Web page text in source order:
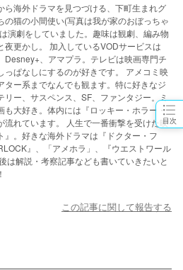
目次
ら海外ドラマを見つづける、下町生まれグ
の猫の小間使い(写真は我が家のおぼっちゃ
演劇をしていました。趣味は観劇、編み物
夜更かし。 加入しているVODサービスは
Desney+、アマプラ。テレビは映画専門チ
っぱなしにするのが好きです。 アメコミ映
ター系までなんでも観ます。特に好きなジ
リー、サスペンス、SF、ファンタジー。ミ
も大好き。体内には『ロッキー・ホラー・
流れています。 人生で一番衝撃を受けた映
』。好きな海外ドラマは『ドクター・フ
』、「アメホラ」、『ウエストワール
は解説・考察記事なども書いていきたいと
この記事に関して報告する